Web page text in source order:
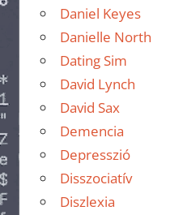
Daniel Keyes
Danielle North
Dating Sim
David Lynch
David Sax
Demencia
Depresszió
Disszociatív
Diszlexia